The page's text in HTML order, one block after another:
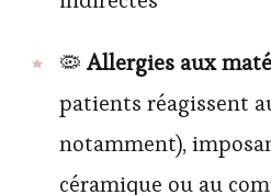
🦠 Allergies aux
patients réagissent
notamment),
céramique ou au